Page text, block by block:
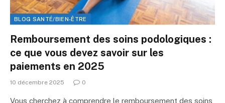
BLOG SANTÉ/BIEN-ÊTRE
Remboursement des soins podologiques :
ce que vous devez savoir sur les
paiements en 2025
10 décembre 2025 0
Vous cherchez à comprendre le remboursement des soins